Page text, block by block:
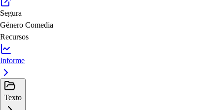
Segura
Género Comedia
Recursos
Informe
Texto